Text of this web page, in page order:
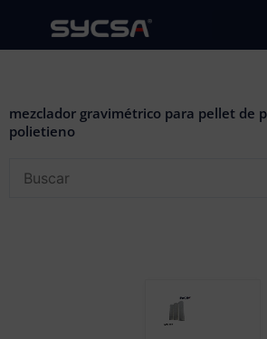
contenido
mezclador gravimétrico para pellet de
polietieno